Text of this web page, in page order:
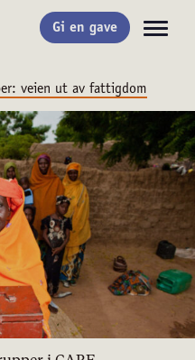
Gi en gave
veien ut av fattigdom